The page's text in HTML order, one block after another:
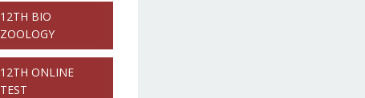
12TH BIO
ZOOLOGY
12TH ONLINE
TEST